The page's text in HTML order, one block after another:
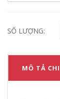
SỐ LƯỢNG:
MÔ TẢ